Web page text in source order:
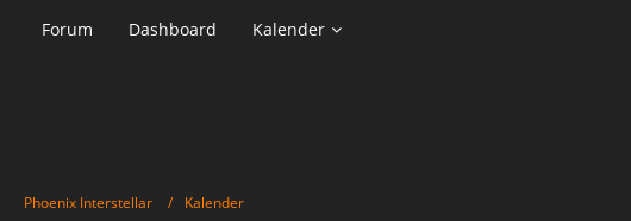
Forum Dashboard Kalender
Phoenix Interstellar Kalender